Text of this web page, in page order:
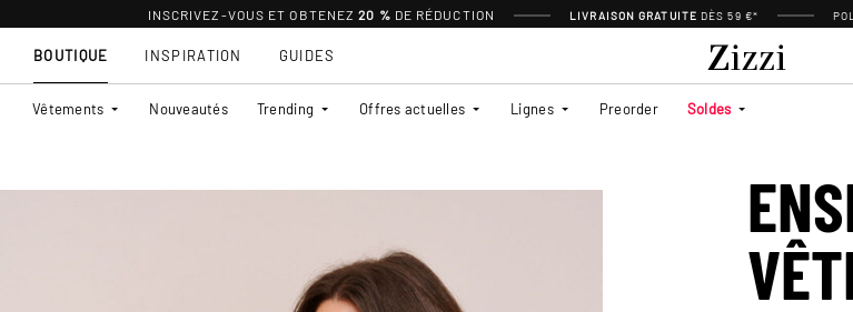
INSCRIVEZ-VOUS ET OBTENEZ 20 % DE RÉDUCTION LIVRAISON GRATUITE DÈS 59 €*
BOUTIQUE
Vêtements Nouveautés Trending Offres actuelles Lignes Preorder Soldes
INSPIRATION GUIDES